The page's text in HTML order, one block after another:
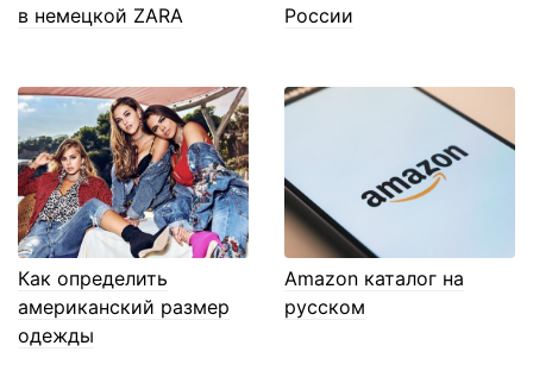
в немецкой ZARA
России
Как определить
американский размер
одежды
Amazon каталог на
русском